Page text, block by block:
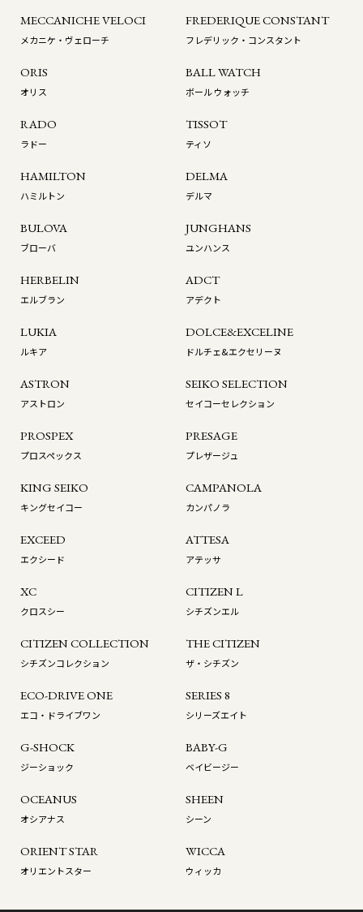
MECCANICHE VELOCI
メカニケ・ヴェローチ
FREDERIQUE CONSTANT
フレデリック・コンスタント
ORIS
オリス
BALL WATCH
ボール ウォッチ
RADO
ラドー
TISSOT
ティソ
HAMILTON
ハミルトン
DELMA
デルマ
BULOVA
ブローバ
JUNGHANS
ユンハンス
HERBELIN
エルブラン
ADCT
アデクト
LUKIA
ルキア
DOLCE&EXCELINE
ドルチェ&エクセリーヌ
ASTRON
アストロン
SEIKO SELECTION
セイコーセレクション
PROSPEX
プロスペックス
PRESAGE
プレザージュ
KING SEIKO
キングセイコー
CAMPANOLA
カンパノラ
EXCEED
エクシード
ATTESA
アテッサ
XC
クロスシー
CITIZEN L
シチズンエル
CITIZEN COLLECTION
シチズンコレクション
THE CITIZEN
ザ・シチズン
ECO-DRIVE ONE
エコ・ドライブワン
SERIES 8
シリーズエイト
G-SHOCK
ジーショック
BABY-G
ベイビージー
OCEANUS
オシアナス
SHEEN
シーン
ORIENT STAR
オリエントスター
WICCA
ウィッカ